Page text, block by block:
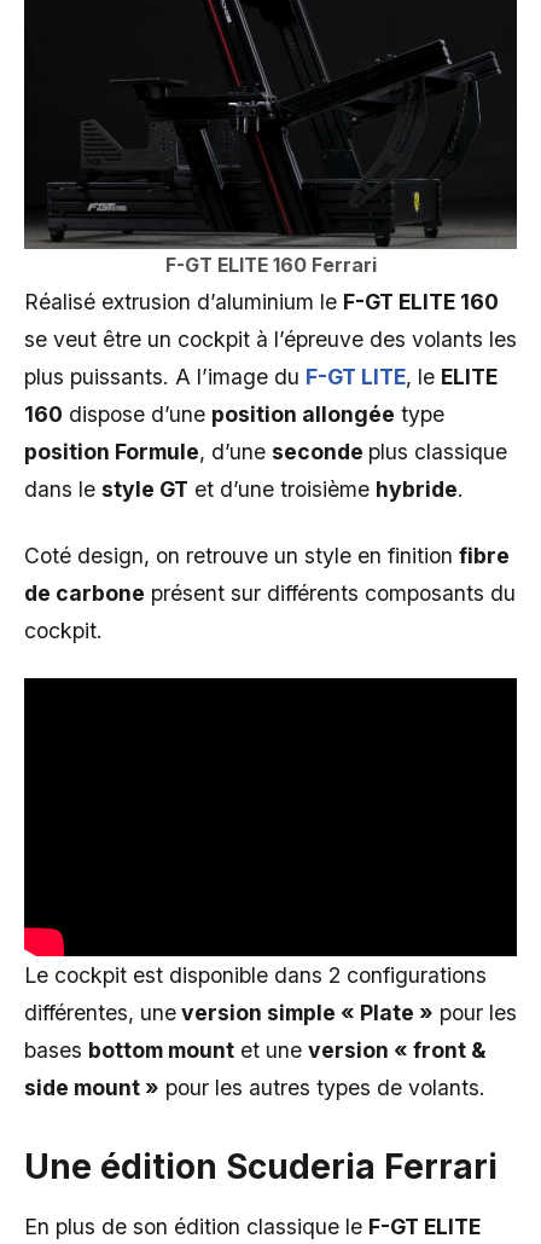
F-GT ELITE 160 Ferrari
Réalisé extrusion d’aluminium le F-GT ELITE 160
se veut être un cockpit à l’épreuve des volants les
plus puissants. A l’image du F-GT LITE, le ELITE
160 dispose d’une position allongée type
position Formule, d’une seconde plus classique
dans le style GT et d’une troisième hybride.
Coté design, on retrouve un style en finition fibre
de carbone présent sur différents composants du
cockpit.
Le cockpit est disponible dans 2 configurations
différentes, uneversion simple « Plate » pour les
bases bottom mount et une version « front &
side mount » pour les autres types de volants.
Une édition Scuderia Ferrari
En plus de son édition classique le F-GT ELITE